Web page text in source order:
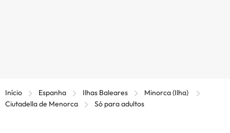
Início Espanha Ilhas Baleares
Minorca (Ilha)
Ciutadella de Menorca
Só para adultos